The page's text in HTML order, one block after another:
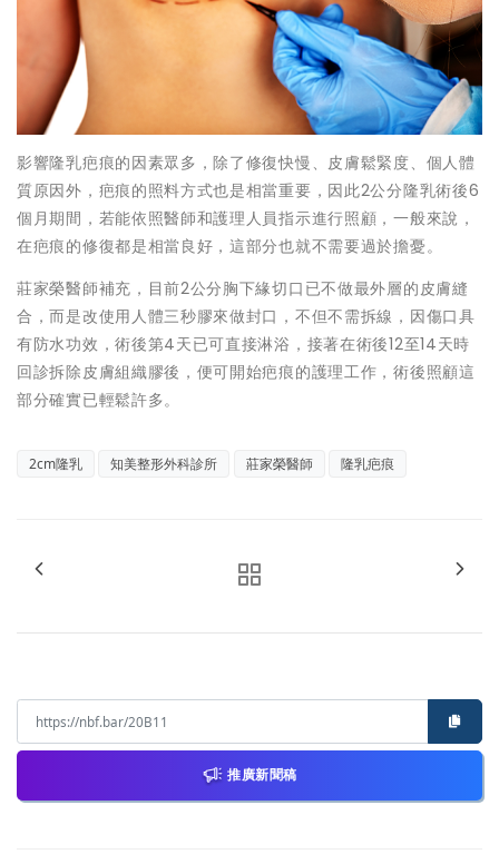
影響隆乳疤痕的因素眾多，除了修復快慢、皮膚鬆緊度、個人體
質原因外，疤痕的照料方式也是相當重要，因此2公分隆乳術後6
個月期間，若能依照醫師和護理人員指示進行照顧，一般來說，
在疤痕的修復都是相當良好，這部分也就不需要過於擔憂。
莊家榮醫師補充，目前2公分胸下緣切口已不做最外層的皮膚縫
合，而是改使用人體三秒膠來做封口，不但不需拆線，因傷口具
有防水功效，術後第4天已可直接淋浴，接著在術後12至14天時
回診拆除皮膚組織膠後，便可開始疤痕的護理工作，術後照顧這
部分確實已輕鬆許多。
2cm隆乳 知美整形外科診所 莊家榮醫師 隆乳疤痕
推廣新聞稿